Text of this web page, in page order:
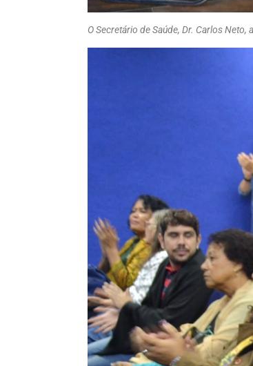
O Secretário de Saúde, Dr. Carlos